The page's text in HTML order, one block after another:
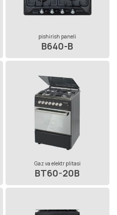
pishirish paneli
B640-B
Gaz va elektr plitasi
BT60-20B